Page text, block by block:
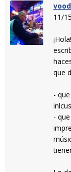
11/
que
-
-